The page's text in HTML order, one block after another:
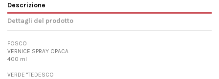
Descrizione
Dettagli del prodotto
FOSCO
VERNICE SPRAY OPACA
400 ml
VERDE "TEDESCO"